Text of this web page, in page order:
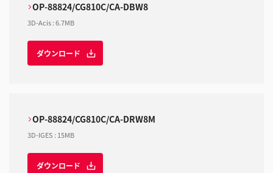
OP-88824/CG810C/CA-DBW8
3D-Acis:6.7MB
ダウンロード
OP-88824/CG810C/CA-DRW8M
3D-IGES : 15MB
ダウンロード